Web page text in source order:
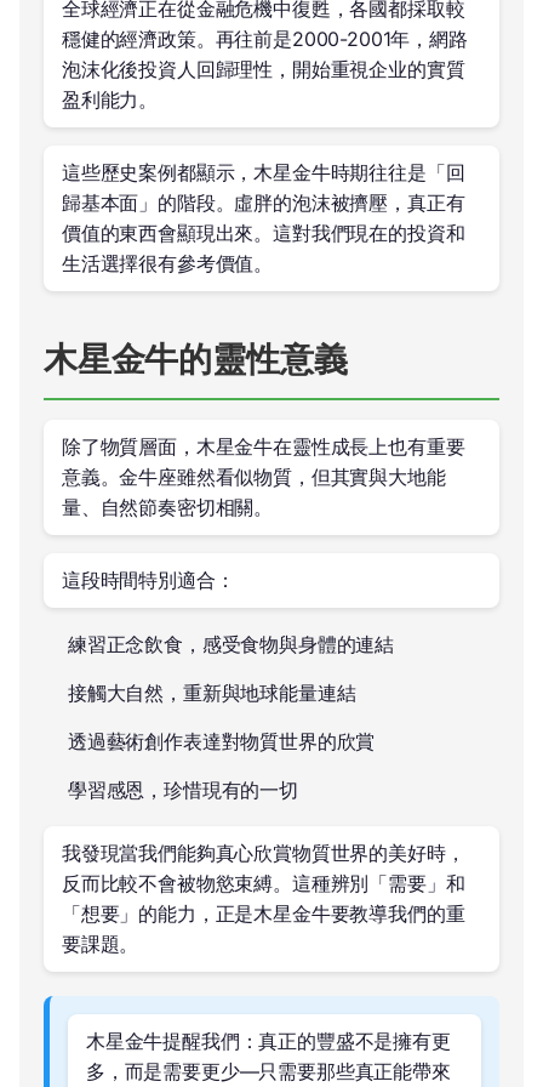
全球經濟正在從金融危機中復甦，各國都採取較
穩健的經濟政策。再往前是2000-2001年，網路
泡沫化後投資人回歸理性，開始重視企业的實質
盈利能力。
這些歷史案例都顯示，木星金牛時期往往是「回
歸基本面」的階段。虛胖的泡沫被擠壓，真正有
價值的東西會顯現出來。這對我們現在的投資和
生活選擇很有參考價值。
木星金牛的靈性意義
除了物質層面，木星金牛在靈性成長上也有重要
意義。金牛座雖然看似物質，但其實與大地能
量、自然節奏密切相關。
這段時間特別適合：
練習正念飲食，感受食物與身體的連結
接觸大自然，重新與地球能量連結
透過藝術創作表達對物質世界的欣賞
學習感恩，珍惜現有的一切
我發現當我們能夠真心欣賞物質世界的美好時，
反而比較不會被物慾束縛。這種辨別「需要」和
「想要」的能力，正是木星金牛要教導我們的重
要課題。
木星金牛提醒我們：真正的豐盛不是擁有更
多，而是需要更少—只需要那些真正能帶來